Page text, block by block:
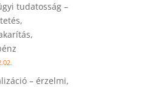
tudatosság –
– érzelmi,